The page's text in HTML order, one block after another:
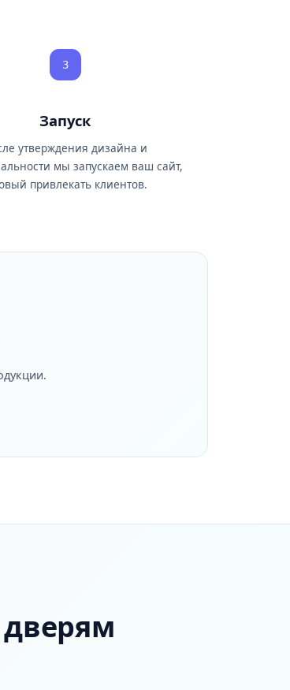
3
Запуск
утверждения дизайна и
мы запускаем ваш сайт,
привлекать клиентов.